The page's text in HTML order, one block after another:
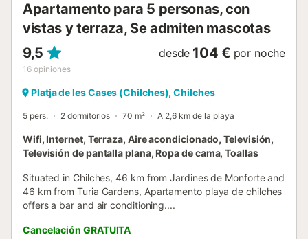
Apartamento para 5 personas, con
vistas y terraza, Se admiten mascotas
9,5
16 opiniones
desde 104 € por noche
Platja de les Cases (Chilches), Chilches
5 pers. 2 dormitorios 70 m² A 2,6 km de la playa
Wifi, Internet, Terraza, Aire acondicionado, Televisión,
Televisión de pantalla plana, Ropa de cama, Toallas
Situated in Chilches, 46 km from Jardines de Monforte and
46 km from Turia Gardens, Apartamento playa de chilches
offers a bar and air conditioning....
Cancelación GRATUITA